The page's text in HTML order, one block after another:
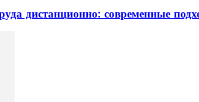
дистанционно: современные